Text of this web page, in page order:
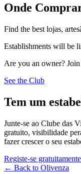
Onde
Find the best lojas,
Establishments will be
Are you an owner?
See the Club
Tem um
Junte-se ao Clube das
gratuito, visibilidade
fazer crescer o seu
Registe-se gratuitamente
← Back to Olivenza